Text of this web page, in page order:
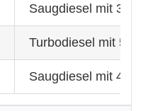
Saugdiesel mit 37kw
Turbodiesel mit
Saugdiesel mit 42kw